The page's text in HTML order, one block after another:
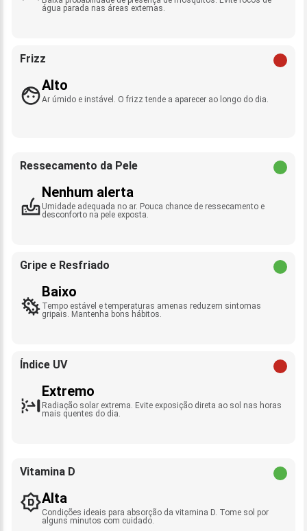
água parada nas áreas externas.
Frizz
Alto
Ar úmido e instável. O frizz tende a aparecer ao longo do dia.
Ressecamento da Pele
Nenhum alerta
Umidade adequada no ar. Pouca chance de ressecamento e
desconforto na pele exposta.
Gripe e Resfriado
Baixo
Tempo estável e temperaturas amenas reduzem sintomas
gripais. Mantenha bons hábitos.
Índice UV
Extremo
Radiação solar extrema. Evite exposição direta ao sol nas horas
mais quentes do dia.
Vitamina D
Alta
Condições ideais para absorção da vitamina D. Tome sol por
alguns minutos com cuidado.